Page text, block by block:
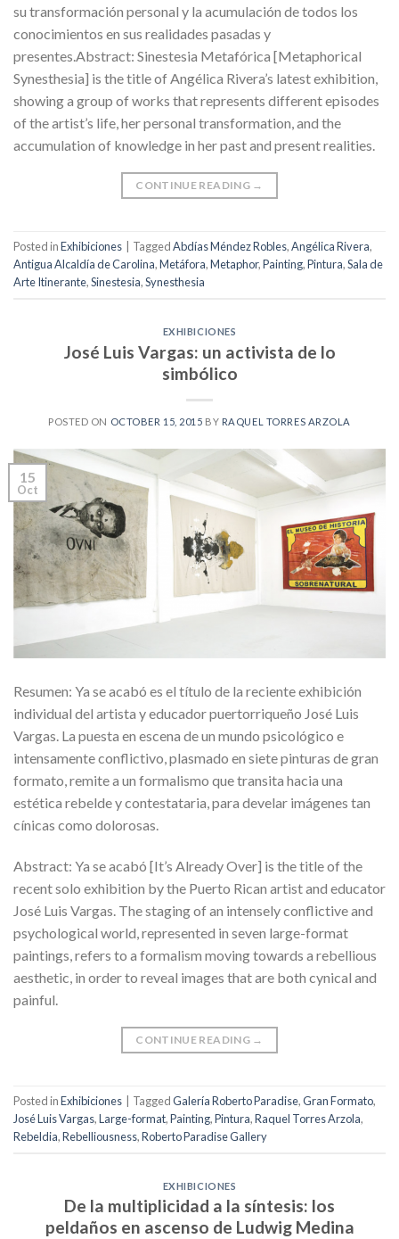
su transformación personal y la acumulación de todos los
conocimientos en sus realidades pasadas y
presentes.Abstract: Sinestesia Metafórica [Metaphorical
Synesthesia] is the title of Angélica Rivera’s latest exhibition,
showing a group of works that represents different episodes
of the artist’s life, her personal transformation, and the
accumulation of knowledge in her past and present realities.
CONTINUE READING →
Posted inExhibiciones TaggedAbdías Méndez Robles,Angélica Rivera,
Antigua Alcaldía de Carolina,Metáfora,Metaphor,Painting,Pintura,Sala de
Arte Itinerante,Sinestesia,Synesthesia
EXHIBICIONES
José Luis Vargas: un activista de lo
simbólico
POSTED ON OCTOBER 15, 2015 BY RAQUEL TORRES ARZOLA
15
Oct
Resumen: Ya se acabó es el título de la reciente exhibición
individual del artista y educador puertorriqueño José Luis
Vargas. La puesta en escena de un mundo psicológico e
intensamente conflictivo, plasmado en siete pinturas de gran
formato, remite a un formalismo que transita hacia una
estética rebelde y contestataria, para develar imágenes tan
cínicas como dolorosas.
Abstract: Ya se acabó [It’s Already Over] is the title of the
recent solo exhibition by the Puerto Rican artist and educator
José Luis Vargas. The staging of an intensely conflictive and
psychological world, represented in seven large-format
paintings, refers to a formalism moving towards a rebellious
aesthetic, in order to reveal images that are both cynical and
painful.
CONTINUE READING →
Posted inExhibiciones TaggedGalería Roberto Paradise,Gran Formato,
José Luis Vargas,Large-format,Painting,Pintura,Raquel Torres Arzola,
Rebeldia,Rebelliousness,Roberto Paradise Gallery
EXHIBICIONES
De la multiplicidad a la síntesis: los
peldaños en ascenso de Ludwig Medina